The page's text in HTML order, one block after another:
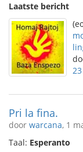
Laatste bericht
Pri la fina.
door warcana, 1
Taal: Esperanto